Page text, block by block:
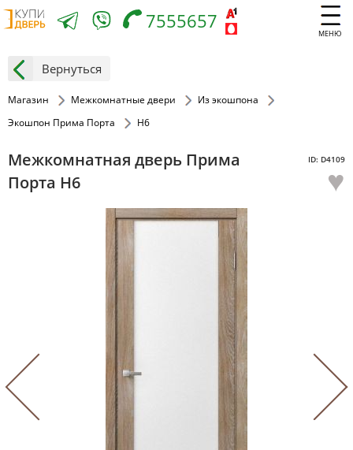
МЕНЮ
7555657
Вернуться
Магазин Межкомнатные двери
Из экошпона
Экошпон Прима Порта
H6
Межкомнатная дверь Прима
Порта H6
ID: D4109
♥